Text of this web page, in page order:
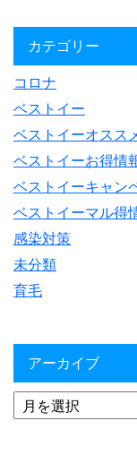
カテゴリー
コロナ
ベストイー
ベストイーオスス
ベストイーお得情
ベストイーキャン
ベストイーマル得
感染対策
未分類
育毛
アーカイブ